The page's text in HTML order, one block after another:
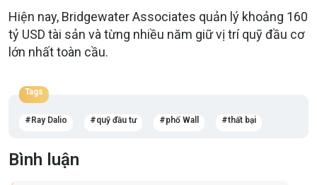
Hiện nay, Bridgewater Associates quản lý khoảng 160
tỷ USD tài sản và từng nhiều năm giữ vị trí quỹ đầu cơ
lớn nhất toàn cầu.
Tags
Ray Dalio quỹ đầu tư phố Wall thất bại
Bình luận